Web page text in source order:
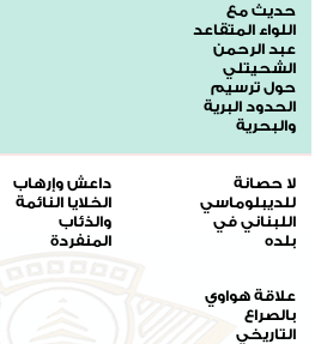
حديث مع
اللواء المتقاعد
عبد الرحمن
الشحيتلي
حول ترسيم
الحدود البرية
والبحرية
لا حصانة
للديبلوماسي
اللبناني في
بلده
داعش وإرهاب
الخلايا النائمة
والذئاب
المنفردة
علاقة هواوي
بالصراع
التاريخي